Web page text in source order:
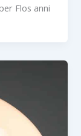
Flos anni